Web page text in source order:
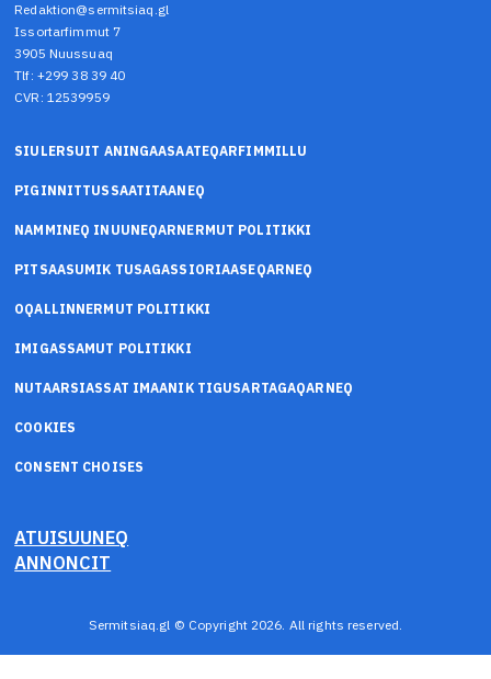
Redaktion@sermitsiaq.gl
Issortarfimmut 7
3905 Nuussuaq
Tlf: +299 38 39 40
CVR: 12539959
SIULERSUIT ANINGAASAATEQARFIMMILLU
PIGINNITTUSSAATITAANEQ
NAMMINEQ INUUNEQARNERMUT POLITIKKI
PITSAASUMIK TUSAGASSIORIAASEQARNEQ
OQALLINNERMUT POLITIKKI
IMIGASSAMUT POLITIKKI
NUTAARSIASSAT IMAANIK TIGUSARTAGAQARNEQ
COOKIES
CONSENT CHOISES
ATUISUUNEQ
ANNONCIT
Sermitsiaq.gl © Copyright 2026. All rights reserved.